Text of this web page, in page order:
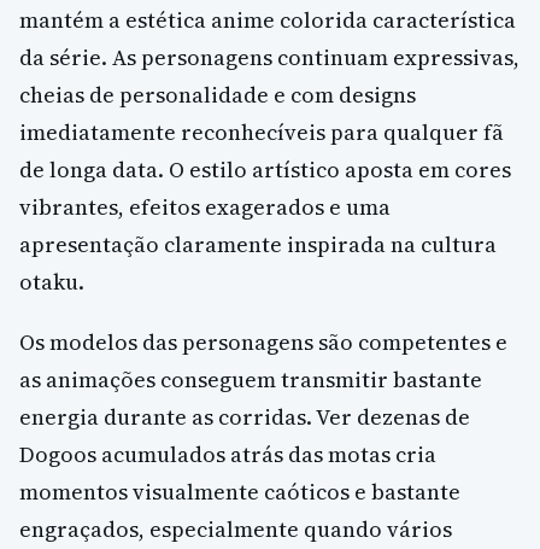
mantém a estética anime colorida característica
da série. As personagens continuam expressivas,
cheias de personalidade e com designs
imediatamente reconhecíveis para qualquer fã
de longa data. O estilo artístico aposta em cores
vibrantes, efeitos exagerados e uma
apresentação claramente inspirada na cultura
otaku.
Os modelos das personagens são competentes e
as animações conseguem transmitir bastante
energia durante as corridas. Ver dezenas de
Dogoos acumulados atrás das motas cria
momentos visualmente caóticos e bastante
engraçados, especialmente quando vários